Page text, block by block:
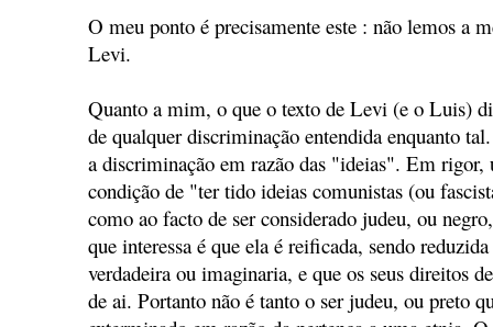
O meu ponto é precisamente este : não lemos a
Levi.
Quanto a mim, o que o texto de Levi (e o Luis)
de qualquer discriminação entendida enquanto
a discriminação em razão das "ideias". Em rigor,
condição de "ter tido ideias comunistas (ou
como ao facto de ser considerado judeu, ou
que interessa é que ela é reificada, sendo
verdadeira ou imaginaria, e que os seus direitos
de ai. Portanto não é tanto o ser judeu, ou preto